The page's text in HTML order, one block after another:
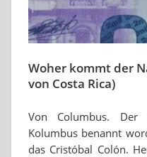
Woher kommt der
von Costa Rica)
Von Columbus. Der
Kolumbus benannt
das Cristóbal Colón.